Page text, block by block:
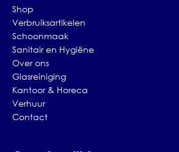
Shop
Verbruiksartikelen
Schoonmaak
Sanitair en Hygiëne
Over ons
Glasreiniging
Kantoor & Horeca
Verhuur
Contact